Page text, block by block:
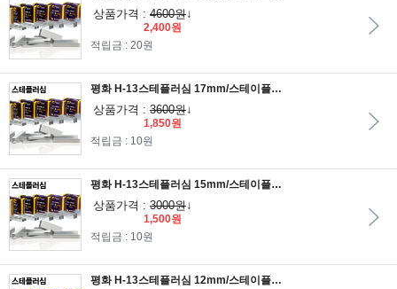
상품가격 : 4600원↓
2,400원
적립금 : 20원
평화 H-13스테플러심 17mm/스테이플러심/호치케스심/스템플러심/스태플러심/타카/스탬플러/타카침/스테플러심/손타카/공구
상품가격 : 3600원↓
1,850원
적립금 : 10원
평화 H-13스테플러심 15mm/스테이플러심/호치케스심/스템플러심/스태플러심/타카/스탬플러/타카침/스테플러심/손타카/공구
상품가격 : 3000원↓
1,500원
적립금 : 10원
평화 H-13스테플러심 12mm/스테이플러심/호치케스심/스템플러심/스태플러심/타카/스탬플러/타카침/스테플러심/손타카/공구